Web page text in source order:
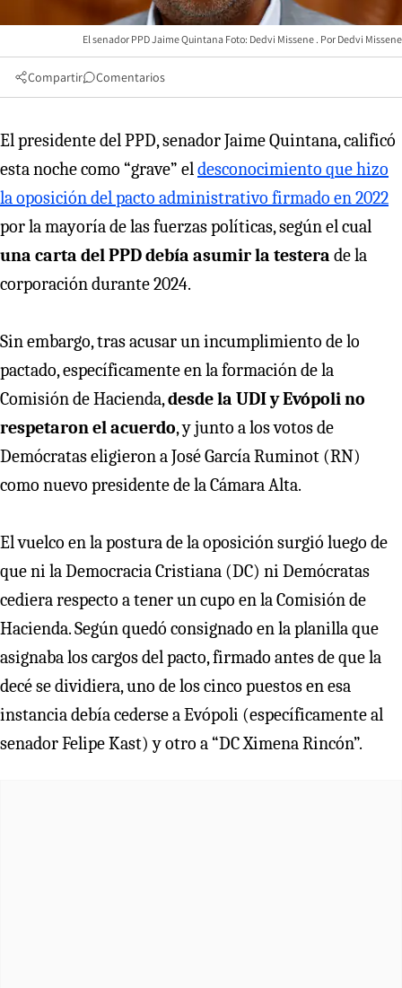
El senador PPD Jaime Quintana Foto: Dedvi Missene Dedvi Missene
Compartir Comentarios
El presidente del PPD, senador Jaime Quintana, calificó
esta noche como “grave” eldesconocimiento que hizo
la oposición del pacto administrativo firmado en 2022
por la mayoría de las fuerzas políticas, según el cual
una carta del PPD debía asumir la testera de la
corporación durante 2024.
Sin embargo, tras acusar un incumplimiento de lo
pactado, específicamente en la formación de la
Comisión de Hacienda,desde la UDI y Evópoli no
respetaron el acuerdo, y junto a los votos de
Demócratas eligieron a José García Ruminot (RN)
como nuevo presidente de la Cámara Alta.
El vuelco en la postura de la oposición surgió luego de
que ni la Democracia Cristiana (DC) ni Demócratas
cediera respecto a tener un cupo en la Comisión de
Hacienda. Según quedó consignado en la planilla que
asignaba los cargos del pacto, firmado antes de que la
decé se dividiera, uno de los cinco puestos en esa
instancia debía cederse a Evópoli (específicamente al
senador Felipe Kast) y otro a “DC Ximena Rincón”.